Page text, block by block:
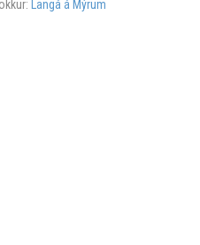
Langá á Mýrum